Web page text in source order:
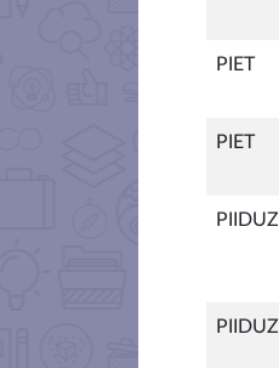
PIET
PIET
PIIDUZ
PIIDUZ